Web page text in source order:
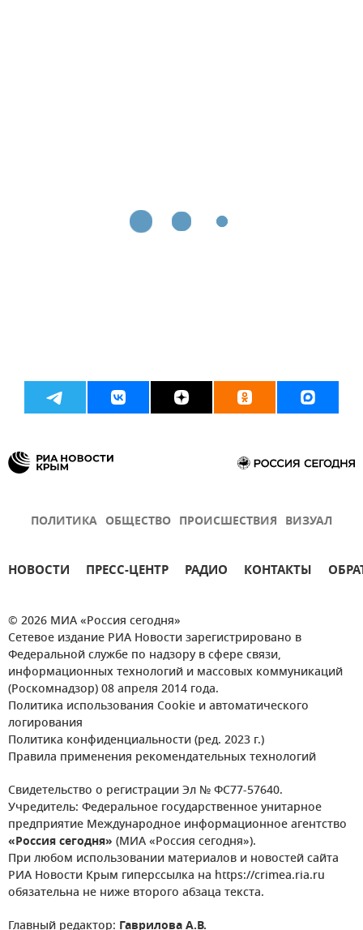
ПОЛИТИКА ОБЩЕСТВО ПРОИСШЕСТВИЯ ВИЗУАЛ
НОВОСТИ ПРЕСС-ЦЕНТР РАДИО КОНТАКТЫ
© 2026 МИА «Россия сегодня»
Сетевое издание РИА Новости зарегистрировано в
Федеральной службе по надзору в сфере связи,
информационных технологий и массовых коммуникаций
(Роскомнадзор) 08 апреля 2014 года.
Политика использования Cookie и автоматического
логирования
Политика конфиденциальности (ред. 2023 г.)
Правила применения рекомендательных технологий
Свидетельство о регистрации Эл № ФС77-57640.
Учредитель: Федеральное государственное унитарное
предприятие Международное информационное агентство
«Россия сегодня» (МИА «Россия сегодня»).
При любом использовании материалов и новостей сайта
РИА Новости Крым гиперссылка на https://crimea.ria.ru
обязательна не ниже второго абзаца текста.